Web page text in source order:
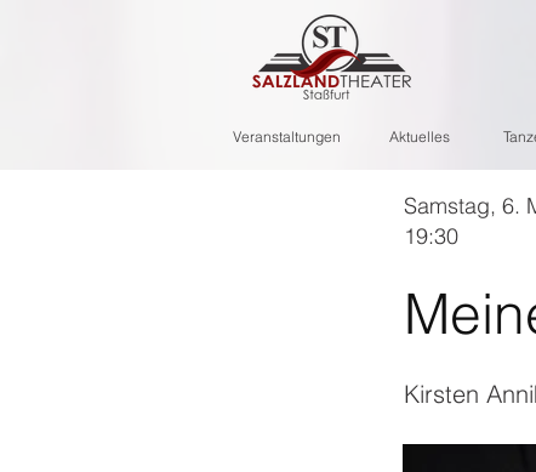
Veranstaltungen Aktuelles
Samstag, 6.
19:30
Kirsten